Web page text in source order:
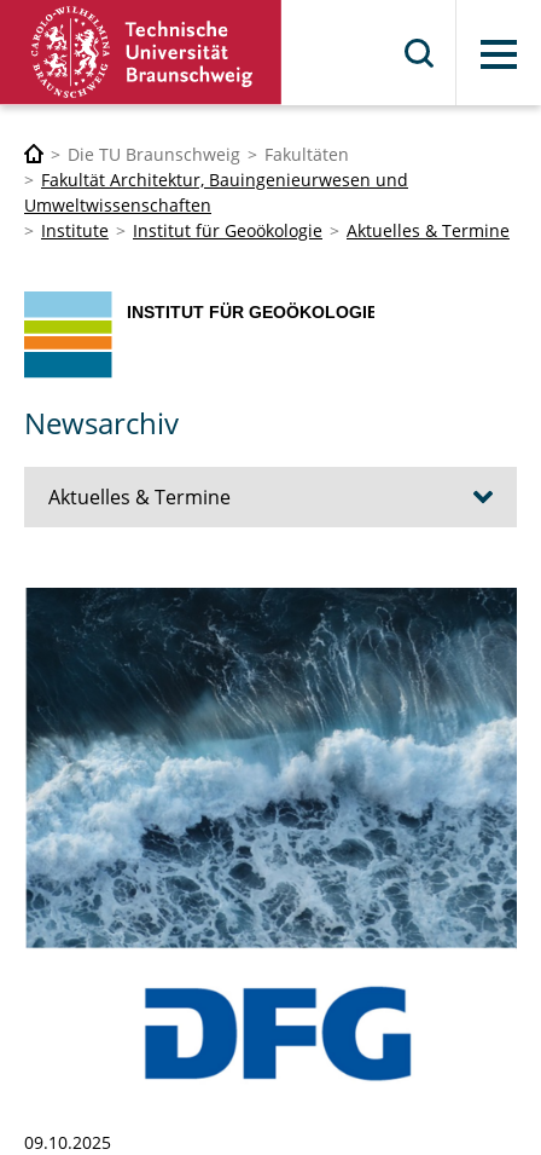
Menü
Die TU Braunschweig
Fakultäten
Fakultät Architektur, Bauingenieurwesen und
Umweltwissenschaften
Institute
Institut für Geoökologie Aktuelles & Termine
Newsarchiv
Aktuelles & Termine
Stellenangebote
09.10.2025